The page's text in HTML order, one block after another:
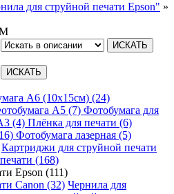
для струйной печати Epson" »
A6 (10х15см) (24)
A5 (7) Фотобумага для
(4) Плёнка для печати (6)
Фотобумага лазерная (5)
Картриджи для струйной печати
(168)
Epson (111)
Canon (32) Чернила для